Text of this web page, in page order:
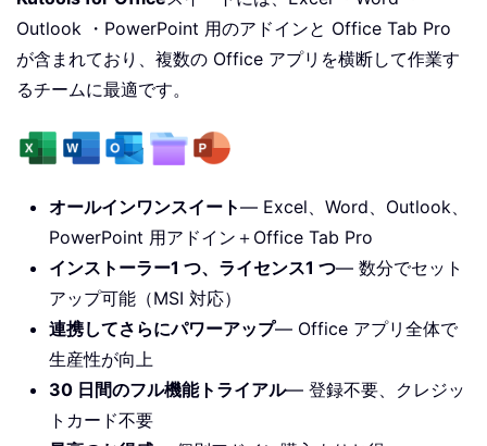
Outlook ・PowerPoint 用のアドインと Office Tab Pro
が含まれており、複数の Office アプリを横断して作業す
るチームに最適です。
オールインワンスイート— Excel、Word、Outlook、
PowerPoint 用アドイン＋Office Tab Pro
インストーラー1 つ、ライセンス1 つ— 数分でセット
アップ可能（MSI 対応）
連携してさらにパワーアップ— Office アプリ全体で
生産性が向上
30 日間のフル機能トライアル— 登録不要、クレジッ
トカード不要